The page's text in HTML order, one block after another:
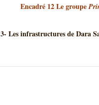
Encadré 12 Le groupe
3- Les infrastructures de Dara